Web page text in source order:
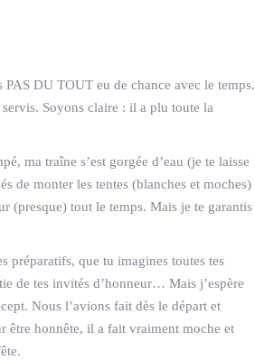
DU TOUT eu de chance avec le temps.
Soyons claire : il a plu toute la
ma traîne s’est gorgée d’eau (je te laisse
de monter les tentes (blanches et moches)
(presque) tout le temps. Mais je te garantis
préparatifs, que tu imagines toutes tes
de tes invités d’honneur… Mais j’espère
Nous l’avions fait dès le départ et
être honnête, il a fait vraiment moche et